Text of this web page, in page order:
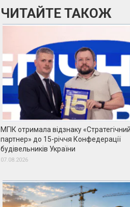
ЧИТАЙТЕ ТАКОЖ
МГІК отримала відзнаку «Стратегічний
партнер» до 15-річчя Конфедерації
будівельників України
07.08.2026